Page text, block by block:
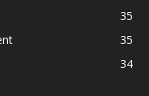
35
35
34